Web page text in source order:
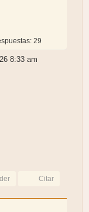
29
8:33 am
Citar